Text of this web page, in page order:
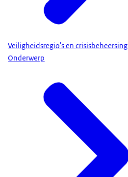
Veiligheidsregio's en crisisbeheersing
Onderwerp